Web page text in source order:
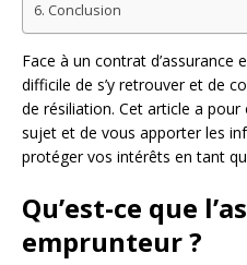
Conclusion
Face à un contrat d’assurance
difficile de s’y retrouver et de
de résiliation. Cet article a
sujet et de vous apporter les
protéger vos intérêts en tant
Qu’est-ce que
emprunteur ?